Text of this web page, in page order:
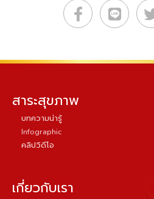
สาระสุขภาพ
บทความน่ารู้
Infographic
คลิปวิดีโอ
เกี่ยวกับเรา